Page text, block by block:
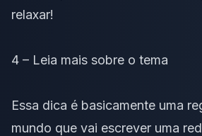
relaxar!
4 – Leia mais sobre o tema
Essa dica é basicamente uma
mundo que vai escrever uma